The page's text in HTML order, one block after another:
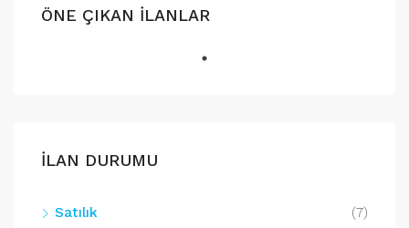
ÖNE ÇIKAN İLANLAR
İLAN DURUMU
Satılık
(7)